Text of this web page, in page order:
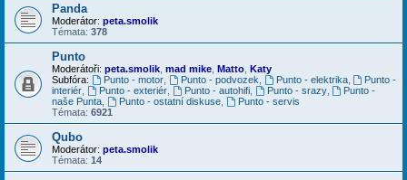
Panda
Moderátor: peta.smolik
Témata: 378
Punto
Moderátoři: peta.smolik mad mike Matto Katy
Subfóra:
Punto - motor, Punto - podvozek Punto - elektrika,
Punto -
interiér
Punto - exteriér, Punto - autohifi, Punto - srazy,
Punto -
naše Punta
Punto - ostatní diskuse,
Punto - servis
Témata: 6921
Qubo
Moderátor: peta.smolik
Témata: 14